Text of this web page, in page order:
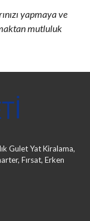
yapmaya ve
mutluluk
Gulet Yat Kiralama,
Fırsat, Erken